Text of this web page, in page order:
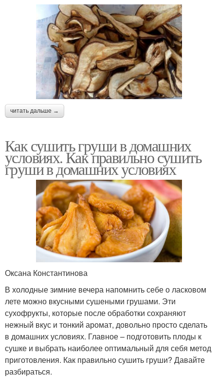
читать дальше →
Как сушить груши в домашних
условиях. Как правильно сушить
груши в домашних условиях
Оксана Константинова
В холодные зимние вечера напомнить себе о ласковом
лете можно вкусными сушеными грушами. Эти
сухофрукты, которые после обработки сохраняют
нежный вкус и тонкий аромат, довольно просто сделать
в домашних условиях. Главное – подготовить плоды к
сушке и выбрать наиболее оптимальный для себя метод
приготовления. Как правильно сушить груши? Давайте
разбираться.